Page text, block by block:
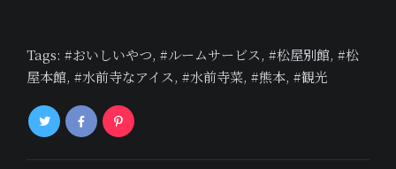
Tags: おいしいやつ, ルームサービス, 松屋別館,
松
屋本館, 水前寺なアイス, 水前寺菜, 熊本, 観光